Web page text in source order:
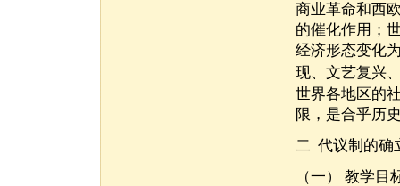
商业革命和西
的催化作用；
经济形态变化
现、文艺复兴
世界各地区的
限，是合乎历
二 代议制的确
（一） 教学目